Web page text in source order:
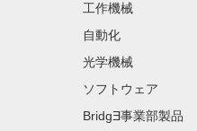
工作機械
自動化
光学機械
ソフトウェア
BridgƎ事業部製品